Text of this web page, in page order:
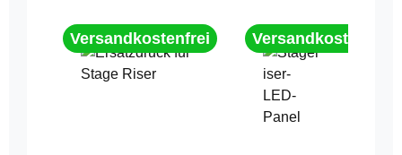
Versandkostenfrei Versandkostenfrei